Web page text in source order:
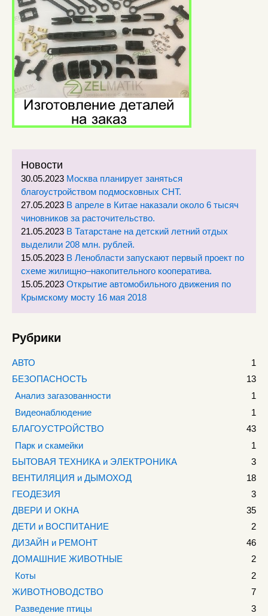
Новости
30.05.2023 Москва планирует заняться
благоустройством подмосковных СНТ.
27.05.2023 В апреле в Китае наказали около 6 тысяч
чиновников за расточительство.
21.05.2023 В Татарстане на детский летний отдых
выделили 208 млн. рублей.
15.05.2023 В Ленобласти запускают первый проект по
схеме жилищно–накопительного кооператива.
15.05.2023 Открытие автомобильного движения по
Крымскому мосту 16 мая 2018
Рубрики
АВТО
1
БЕЗОПАСНОСТЬ
13
Анализ загазованности
1
Видеонаблюдение
1
БЛАГОУСТРОЙСТВО
43
Парк и скамейки
1
БЫТОВАЯ ТЕХНИКА и ЭЛЕКТРОНИКА
3
ВЕНТИЛЯЦИЯ и ДЫМОХОД
18
ГЕОДЕЗИЯ
3
ДВЕРИ И ОКНА
35
ДЕТИ и ВОСПИТАНИЕ
2
ДИЗАЙН и РЕМОНТ
46
ДОМАШНИЕ ЖИВОТНЫЕ
2
Коты
2
ЖИВОТНОВОДСТВО
7
Разведение птицы
3